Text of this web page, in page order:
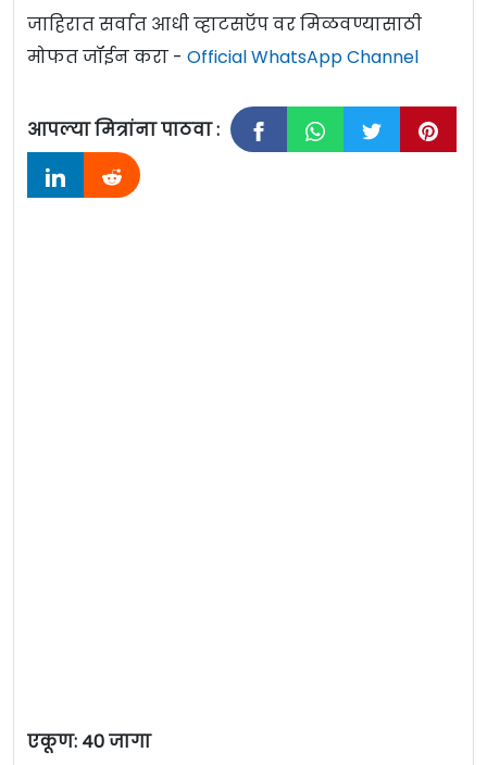
जाहिरात सर्वात आधी व्हाटसऍप वर मिळवण्यासाठी
मोफत जॉईन करा - Official WhatsApp Channel
आपल्या मित्रांना पाठवा :
एकूण: 40 जागा